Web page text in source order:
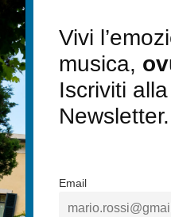
Vivi
musica,
Iscriviti
Newsletter.
Email